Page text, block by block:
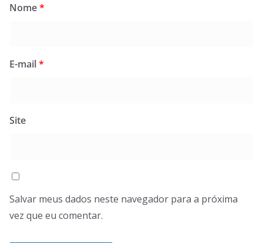
Nome*
E-mail*
Site
Salvar meus dados neste navegador para a próxima
vez que eu comentar.